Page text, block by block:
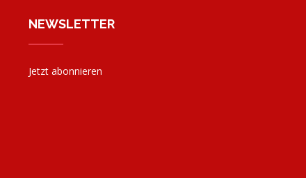
NEWSLETTER
Jetzt abonnieren